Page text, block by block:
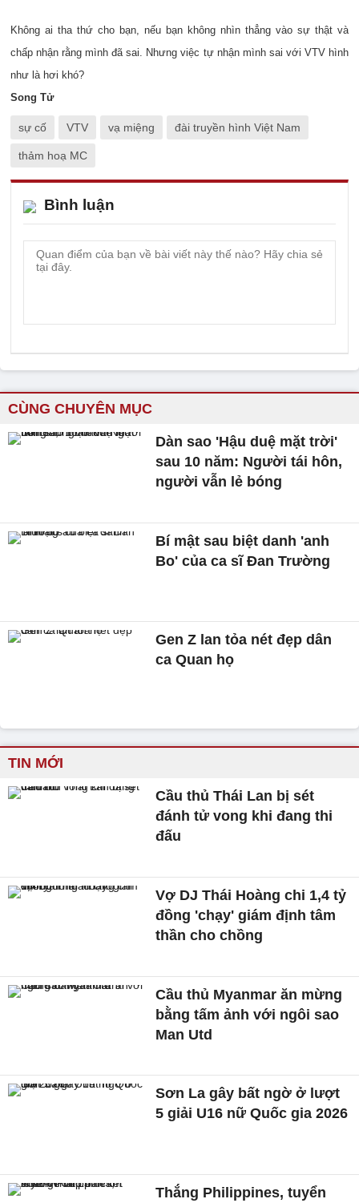
Không ai tha thứ cho bạn, nếu bạn không nhìn thẳng vào sự thật và
chấp nhận rằng mình đã sai. Nhưng việc tự nhận mình sai với VTV hình
như là hơi khó?
Song Tử
sự cố VTV vạ miệng đài truyền hình Việt Nam
thảm hoạ MC
Bình luận
CÙNG CHUYÊN MỤC
Dàn sao 'Hậu duệ mặt trời'
sau 10 năm: Người tái hôn,
người vẫn lẻ bóng
Bí mật sau biệt danh 'anh
Bo' của ca sĩ Đan Trường
Gen Z lan tỏa nét đẹp dân
ca Quan họ
TIN MỚI
Cầu thủ Thái Lan bị sét
đánh tử vong khi đang thi
đấu
Vợ DJ Thái Hoàng chi 1,4 tỷ
đồng 'chạy' giám định tâm
thần cho chồng
Cầu thủ Myanmar ăn mừng
bằng tấm ảnh với ngôi sao
Man Utd
Sơn La gây bất ngờ ở lượt
5 giải U16 nữ Quốc gia 2026
Thắng Philippines, tuyển